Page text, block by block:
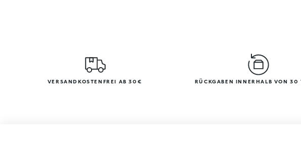
VERSANDKOSTENFREI AB 30€ RÜCKGABEN INNERHALB VON 30